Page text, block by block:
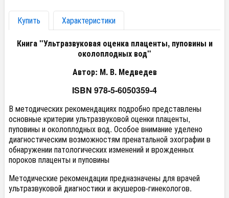
Купить
Характеристики
Книга "Ультразвуковая оценка плаценты, пуповины и
околоплодных вод"
Автор: М. В. Медведев
ISBN 978-5-6050359-4
В методических рекомендациях подробно представлены
основные критерии ультразвуковой оценки плаценты,
пуповины и околоплодных вод. Особое внимание уделено
диагностическим возможностям пренатальной эхографии в
обнаружении патологических изменений и врожденных
пороков плаценты и пуповины
Методические рекомендации предназначены для врачей
ультразвуковой диагностики и акушеров-гинекологов.